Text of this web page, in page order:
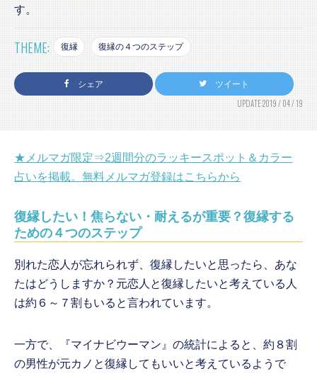
す。
THEME: 復縁 復縁の４つのステップ
シェア ツイート
UPDATE:2019 / 04 / 19
★メルマガ限定⇒2週間分のラッキースポット＆カラー
占いを掲載。無料メルマガ登録はこちらから
復縁したい！焦らない・耐えるが重要？復縁する
ための４つのステップ
別れた恋人が忘れられず、復縁したいと思ったら、あな
たはどうしますか？元恋人と復縁したいと考えている人
は約６～７割もいると言われています。
一方で、『マイナビウーマン』の統計によると、約８割
の男性が元カノと復縁してもいいと考えているようで